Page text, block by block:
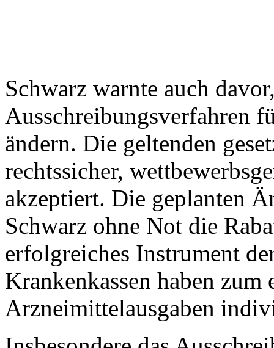
Schwarz warnte auch
Ausschreibungsverfahren
ändern. Die geltenden
rechtssicher,
akzeptiert. Die geplanten
Schwarz ohne Not die
erfolgreiches Instrument
Krankenkassen haben
Arzneimittelausgaben